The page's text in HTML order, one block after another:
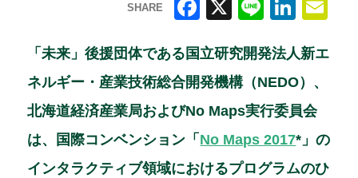
SHARE
a
c
e
b
o
n
e
n
k
e
dI
n
m
ai
「未来」後援団体である国立研究開発法人新エ
ネルギー・産業技術総合開発機構（NEDO）、
北海道経済産業局およびNo Maps実行委員会
は、国際コンベンション「 No Maps 2017*」の
インタラクティブ領域におけるプログラムのひ